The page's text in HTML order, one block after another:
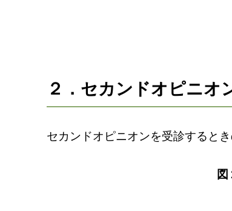
２．セカンドオピニオ
セカンドオピニオンを受診すると